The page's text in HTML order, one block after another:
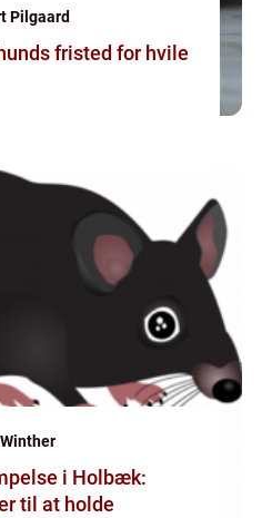
Pilgaard
fristed for hvile
i Holbæk:
til at holde